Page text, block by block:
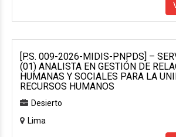
[P.S. 009-2026-MIDIS-PNPDS] –
(01) ANALISTA EN GESTIÓN DE
HUMANAS Y SOCIALES PARA LA
RECURSOS HUMANOS
Desierto
Lima